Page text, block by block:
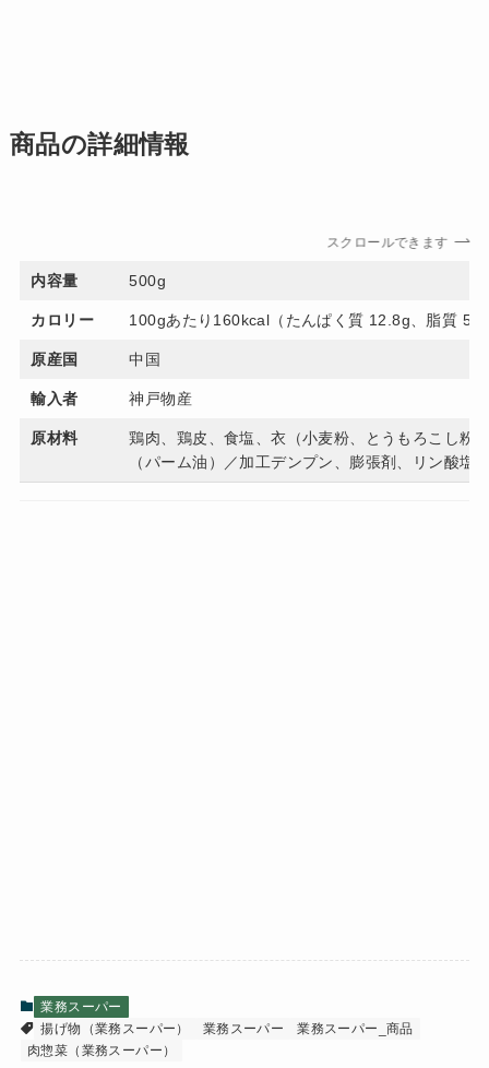
商品の詳細情報
スクロールできます
内容量 500g
カロリー 100gあたり160kcal（たんぱく質 12.8g、脂質
原産国 中国
輸入者 神戸物産
原材料
鶏肉、鶏皮、食塩、衣（小麦粉、とうもろこし粉
（パーム油）／加工デンプン、膨張剤、リン酸塩
業務スーパー
揚げ物（業務スーパー）
業務スーパー
業務スーパー_商品
肉惣菜（業務スーパー）